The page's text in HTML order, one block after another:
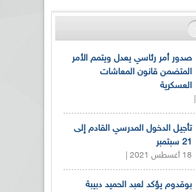
صدور أمر رئاسي يعدل ويتمم الأمر
المتضمن قانون المعاشات
العسكرية
تأجيل الدخول المدرسي القادم إلى
21 سبتمبر
18 أغسطس 2021 |
بوقدوم يؤكد لعبد الحميد دبيبة